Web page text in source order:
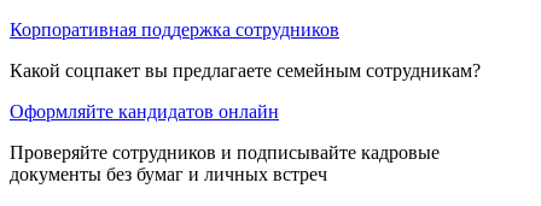
Корпоративная поддержка сотрудников
Какой соцпакет вы предлагаете семейным сотрудникам?
Оформляйте кандидатов онлайн
Проверяйте сотрудников и подписывайте кадровые
документы без бумаг и личных встреч